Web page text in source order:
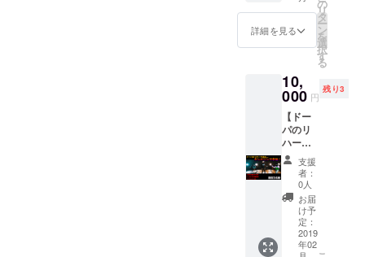
【謎の
映像】
付き ※
更にな
る場合
が御座
いま
す。(日
程、時
間はこ
の通り
です)
付き ※
ボディ
御座い
ます。
▼ボ
ディ仕
様(身
幅・身
丈・そ
で丈)
GILDA
N
88500
(165CM
) 51 65
採用さ
れま
す！ さ
らに自
する事
も可能
です！
自分の
やって
ほしい
企画を
メン
バーに
やらせ
てみよ
う！！
※ご支援
者の方
詳細を見る
の
リ
タ
ー
ン
を
選
択
す
る
10,
000 円
残り3
【ドー
パのリ
ハーサ
ルにタ
ンバリ
ンで参
加！！
パの演
奏にあ
なたも
支援
者：
0人
お届
け予
定：
2019
年02